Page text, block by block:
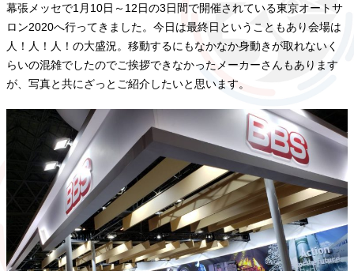
幕張メッセで1月10日～12日の3日間で開催されている東京オートサ
ロン2020へ行ってきました。今日は最終日ということもあり会場は
人！人！人！の大盛況。移動するにもなかなか身動きが取れないく
らいの混雑でしたのでご挨拶できなかったメーカーさんもあります
が、写真と共にざっとご紹介したいと思います。